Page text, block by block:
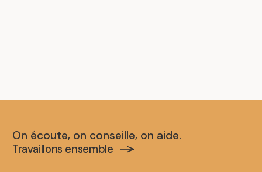
On écoute, on conseille, on aide.
Travaillons ensemble